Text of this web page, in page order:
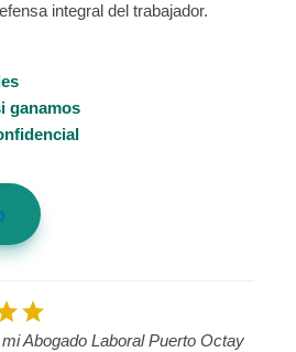
integral del trabajador.
ganamos
star
Abogado Laboral Puerto Octay